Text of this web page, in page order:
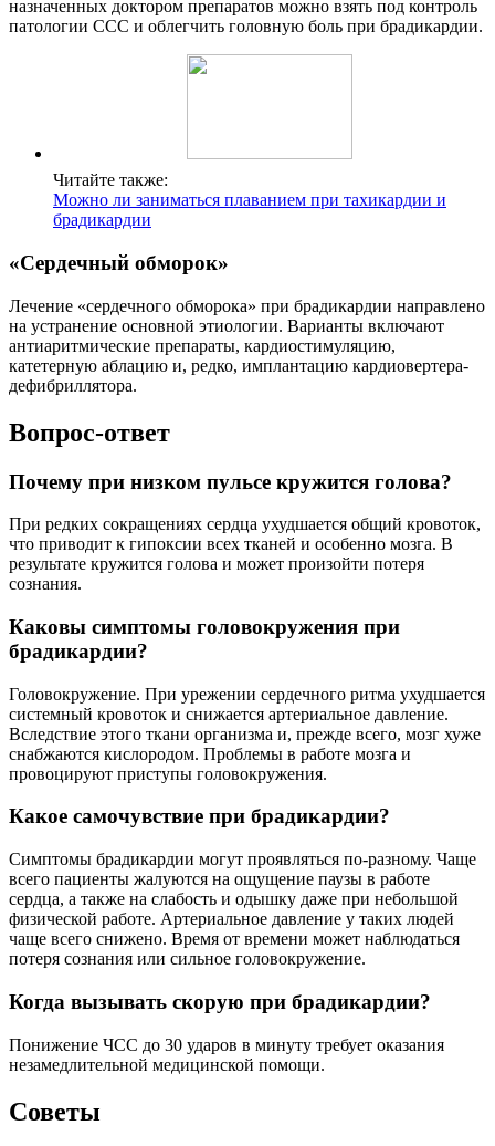
назначенных доктором препаратов можно взять под контроль
патологии ССС и облегчить головную боль при брадикардии.
Читайте также:
Можно ли заниматься плаванием при тахикардии и
брадикардии
«Сердечный обморок»
Лечение «сердечного обморока» при брадикардии направлено
на устранение основной этиологии. Варианты включают
антиаритмические препараты, кардиостимуляцию,
катетерную аблацию и, редко, имплантацию кардиовертера-
дефибриллятора.
Вопрос-ответ
Почему при низком пульсе кружится голова?
При редких сокращениях сердца ухудшается общий кровоток,
что приводит к гипоксии всех тканей и особенно мозга. В
результате кружится голова и может произойти потеря
сознания.
Каковы симптомы головокружения при
брадикардии?
Головокружение. При урежении сердечного ритма ухудшается
системный кровоток и снижается артериальное давление.
Вследствие этого ткани организма и, прежде всего, мозг хуже
снабжаются кислородом. Проблемы в работе мозга и
провоцируют приступы головокружения.
Какое самочувствие при брадикардии?
Симптомы брадикардии могут проявляться по-разному. Чаще
всего пациенты жалуются на ощущение паузы в работе
сердца, а также на слабость и одышку даже при небольшой
физической работе. Артериальное давление у таких людей
чаще всего снижено. Время от времени может наблюдаться
потеря сознания или сильное головокружение.
Когда вызывать скорую при брадикардии?
Понижение ЧСС до 30 ударов в минуту требует оказания
незамедлительной медицинской помощи.
Советы